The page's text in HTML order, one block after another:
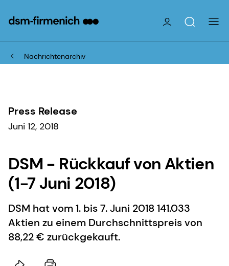
Nachrichtenarchiv
Press Release
Juni 12, 2018
DSM - Rückkauf von Aktien
(1-7 Juni 2018)
DSM hat vom 1. bis 7. Juni 2018 141.033
Aktien zu einem Durchschnittspreis von
88,22 € zurückgekauft.